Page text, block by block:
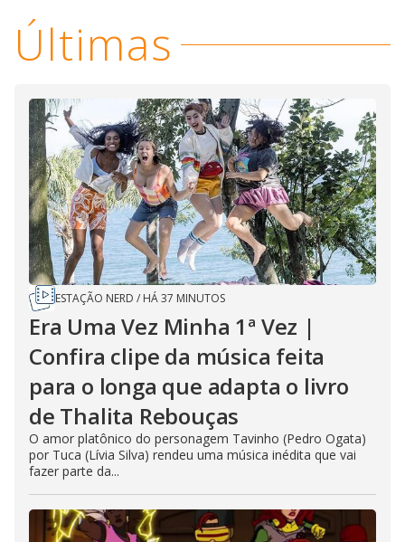
i
d
e
o
Últimas
ESTAÇÃO NERD / HÁ 37 MINUTOS
Era Uma Vez Minha 1ª Vez |
Confira clipe da música feita
para o longa que adapta o livro
de Thalita Rebouças
O amor platônico do personagem Tavinho (Pedro Ogata)
por Tuca (Lívia Silva) rendeu uma música inédita que vai
fazer parte da...